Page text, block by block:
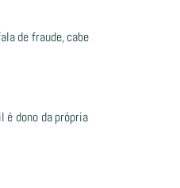
de fraude, cabe
é dono da própria